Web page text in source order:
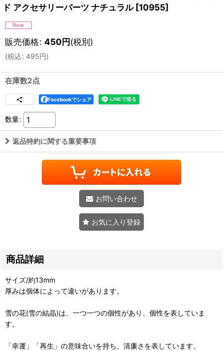
ド アクセサリーパーツ ナチュラル [10955]
販売価格: 450円(税別)
(税込: 495円)
在庫数2点
Facebookでシェア
数量:
返品特約に関する重要事項
お問い合わせ
お気に入り登録
商品詳細
サイズ/約13mm
厚みは個体によって違いがあります。
雪の花(雪の結晶)は、一つ一つの個性があり、個性を表していま
す。
「幸運」「再生」の意味合いを持ち、清廉さを表しています。